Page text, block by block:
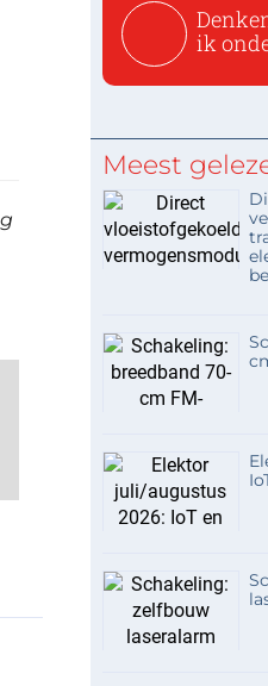
ik
Meest